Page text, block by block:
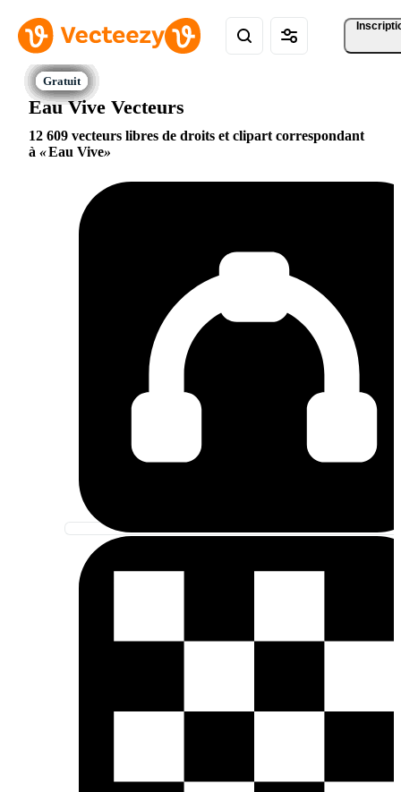
Eau Vive Vecteurs
12 609 vecteurs libres de droits et clipart correspondant
à
Eau Vive